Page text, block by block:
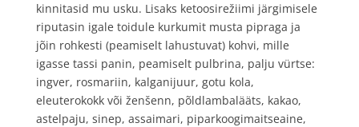
kinnitasid mu usku. Lisaks ketoosirežiimi järgimisele
riputasin igale toidule kurkumit musta pipraga ja
jõin rohkesti (peamiselt lahustuvat) kohvi, mille
igasse tassi panin, peamiselt pulbrina, palju vürtse:
ingver, rosmariin, kalganijuur, gotu kola,
eleuterokokk või ženšenn, põldlambalääts, kakao,
astelpaju, sinep, assaimari, piparkoogimaitseaine,